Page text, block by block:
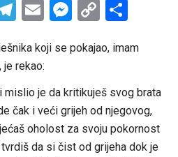
Telegram
EmailCopy
koji se pokajao, imam
je rekao:
je da kritikuješ svog brata
čak i veći grijeh od njegovog,
oholost za svoju pokornost
da si čist od grijeha dok je